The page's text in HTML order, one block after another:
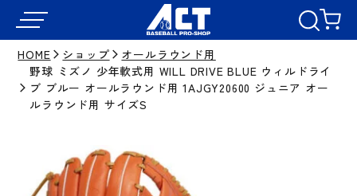
HOME ショップ
オールラウンド用
野球 ミズノ 少年軟式用 WILL DRIVE BLUE ウィルドライ
ブ ブルー オールラウンド用 1AJGY20600 ジュニア オー
ルラウンド用 サイズS